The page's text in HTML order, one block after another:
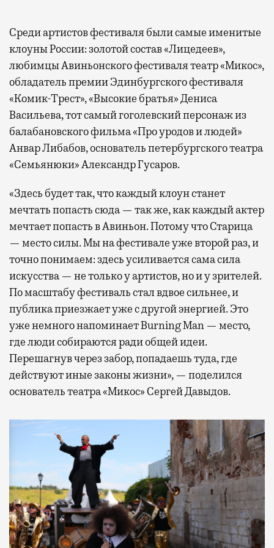
Среди артистов фестиваля были самые именитые
клоуны России: золотой состав «Лицедеев»,
любимцы Авиньонского фестиваля театр «Микос»,
обладатель премии Эдинбургского фестиваля
«Комик-Трест», «Высокие братья» Дениса
Васильева, тот самый гоголевский персонаж из
балабановского фильма «Про уродов и людей»
Анвар Либабов, основатель петербургского театра
«Семьянюки» Александр Гусаров.
«Здесь будет так, что каждый клоун станет
мечтать попасть сюда — так же, как каждый актер
мечтает попасть в Авиньон. Потому что Старица
— место силы. Мы на фестивале уже второй раз, и
точно понимаем: здесь усиливается сама сила
искусства — не только у артистов, но и у зрителей.
По масштабу фестиваль стал вдвое сильнее, и
публика приезжает уже с другой энергией. Это
уже немного напоминает Burning Man — место,
где люди собираются ради общей идеи.
Перешагнув через забор, попадаешь туда, где
действуют иные законы жизни», — поделился
основатель театра «Микос» Сергей Давыдов.